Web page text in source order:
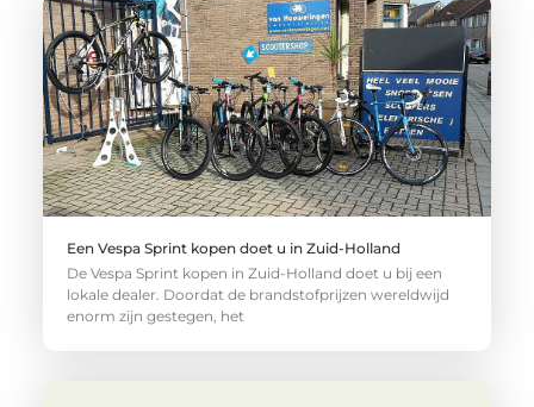
Een Vespa Sprint kopen doet u in Zuid-Holland
De Vespa Sprint kopen in Zuid-Holland doet u bij een
lokale dealer. Doordat de brandstofprijzen wereldwijd
enorm zijn gestegen, het